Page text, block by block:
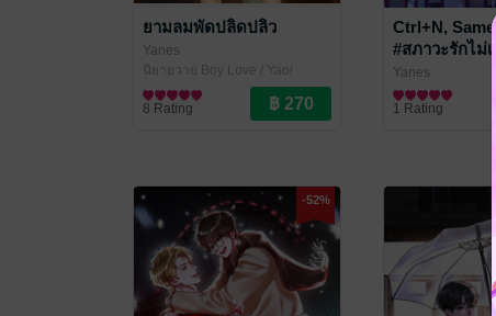
ยามลมพัดปลิดปลิว
Yanes
นิยายวาย Boy Love / Yaoi
8 Rating
Ctrl+N, Same
#สภาวะรักไม่เ
Yanes
นิยายวาย Boy
1 Rating
-52%